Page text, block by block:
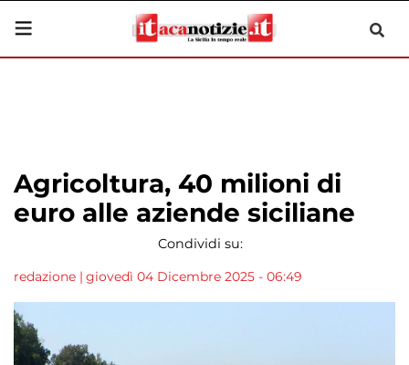
Agricoltura, 40 milioni di
euro alle aziende siciliane
Condividi su:
redazione | giovedì 04 Dicembre 2025 - 06:49